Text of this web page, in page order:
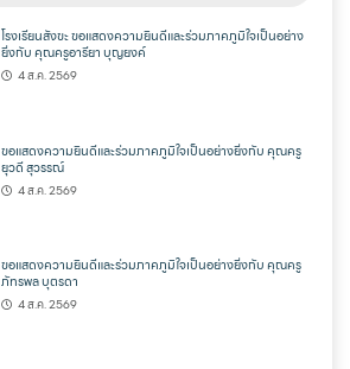
โรงเรียนสังขะ ขอแสดงความยินดีและร่วมภาคภูมิใจเป็นอย่าง
ยิ่งกับ คุณครูอารียา บุญยงค์
4 ส.ค. 2569
ขอแสดงความยินดีและร่วมภาคภูมิใจเป็นอย่างยิ่งกับ คุณครู
ยุวดี สุวรรณ์
4 ส.ค. 2569
ขอแสดงความยินดีและร่วมภาคภูมิใจเป็นอย่างยิ่งกับ คุณครู
ภัทรพล บุตรดา
4 ส.ค. 2569